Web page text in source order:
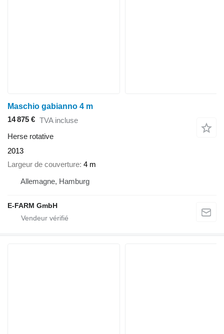
Maschio gabianno 4 m
14 875 € TVA incluse
Herse rotative
2013
Largeur de couverture 4 m
Allemagne, Hamburg
E-FARM GmbH